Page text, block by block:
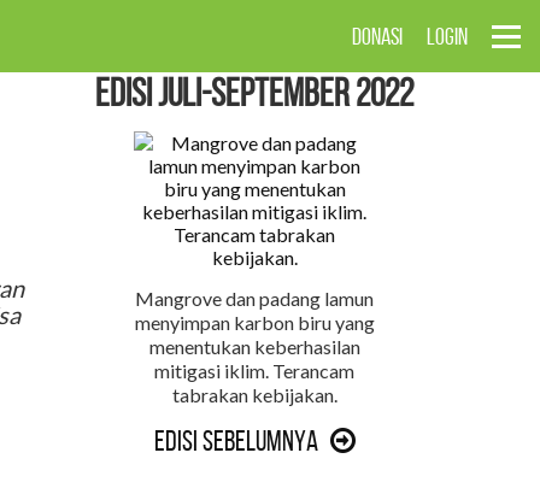
DONASI LOGIN
EDISI Juli-September 2022
Mangrove dan padang lamun
menyimpan karbon biru yang
menentukan keberhasilan
mitigasi iklim. Terancam
tabrakan kebijakan.
Edisi Sebelumnya